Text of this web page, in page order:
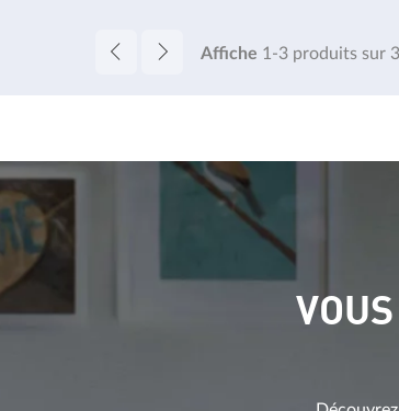
Affiche 1-3produits sur 3